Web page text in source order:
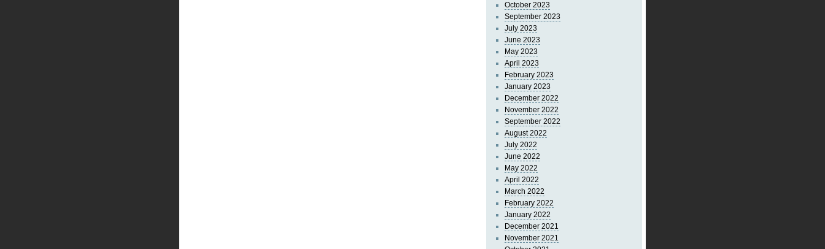
October 2023
September 2023
July 2023
June 2023
May 2023
April 2023
February 2023
January 2023
December 2022
November 2022
September 2022
August 2022
July 2022
June 2022
May 2022
April 2022
March 2022
February 2022
January 2022
December 2021
November 2021